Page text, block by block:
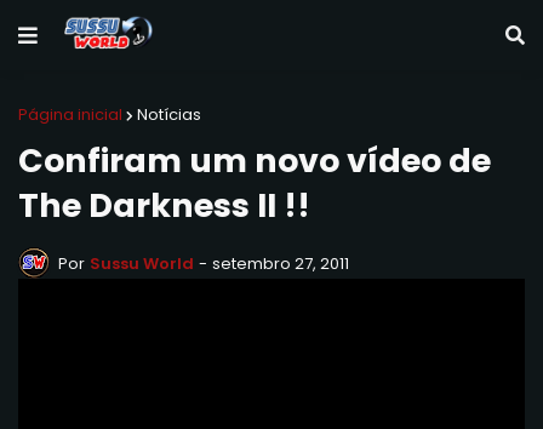
Página inicial Notícias
Confiram um novo vídeo de
The Darkness II !!
Por Sussu World - setembro 27, 2011